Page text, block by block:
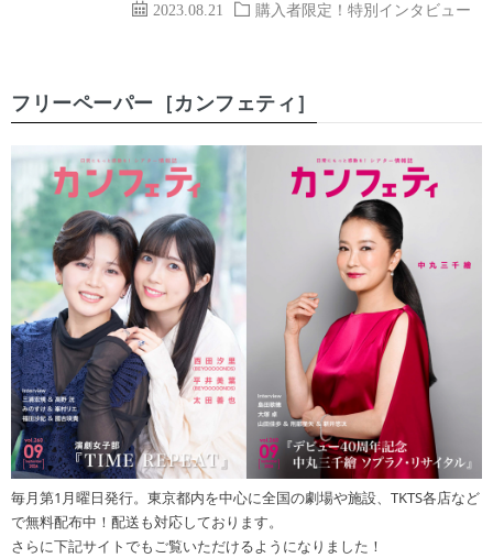
2023.08.21 購入者限定！特別インタビュー
フリーペーパー［カンフェティ］
毎月第1月曜日発行。東京都内を中心に全国の劇場や施設、TKTS各店など
で無料配布中！配送も対応しております。
さらに下記サイトでもご覧いただけるようになりました！